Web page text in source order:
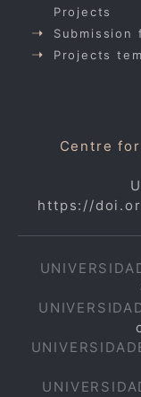
Projects
Projects
Centre
https://